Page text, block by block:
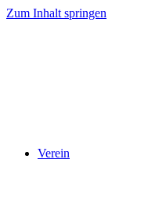
Zum Inhalt springen
Verein